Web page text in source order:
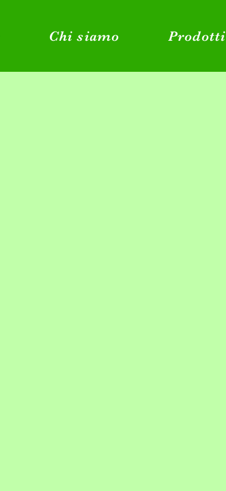
Chi siamo Prodotti